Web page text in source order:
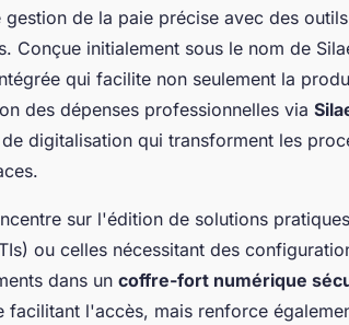
de la paie précise avec des
Conçue initialement sous le nom de
qui facilite non seulement la
des dépenses professionnelles via
digitalisation qui transforment les
sur l'édition de solutions
ou celles nécessitant des
dans un coffre-fort numérique
facilitant l'accès, mais renforce